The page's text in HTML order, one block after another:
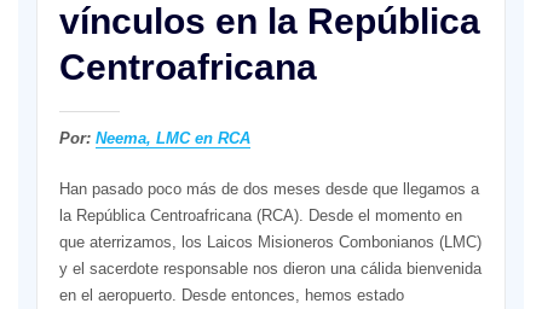
vínculos en la República
Centroafricana
Por: Neema, LMC en RCA
Han pasado poco más de dos meses desde que llegamos a
la República Centroafricana (RCA). Desde el momento en
que aterrizamos, los Laicos Misioneros Combonianos (LMC)
y el sacerdote responsable nos dieron una cálida bienvenida
en el aeropuerto. Desde entonces, hemos estado